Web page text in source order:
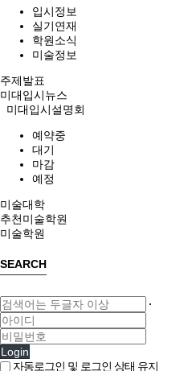
입시정보
실기연재
학원소식
미술정보
주제발표
미대입시뉴스
미대입시설명회
예약중
대기
마감
예정
미술대학
추천미술학원
미술학원
SEARCH
Login
자동로그인 및 로그인 상태 유지